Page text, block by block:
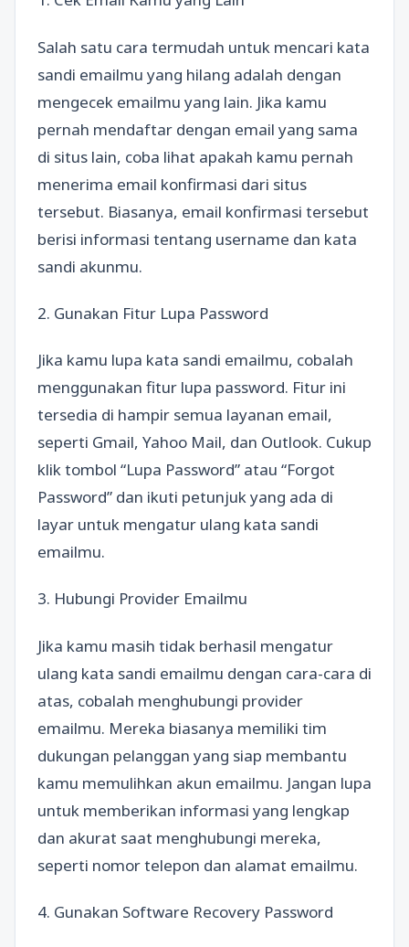
Salah satu cara termudah untuk mencari kata
sandi emailmu yang hilang adalah dengan
mengecek emailmu yang lain. Jika kamu
pernah mendaftar dengan email yang sama
di situs lain, coba lihat apakah kamu pernah
menerima email konfirmasi dari situs
tersebut. Biasanya, email konfirmasi tersebut
berisi informasi tentang username dan kata
sandi akunmu.
2. Gunakan Fitur Lupa Password
Jika kamu lupa kata sandi emailmu, cobalah
menggunakan fitur lupa password. Fitur ini
tersedia di hampir semua layanan email,
seperti Gmail, Yahoo Mail, dan Outlook. Cukup
klik tombol “Lupa Password” atau “Forgot
Password” dan ikuti petunjuk yang ada di
layar untuk mengatur ulang kata sandi
emailmu.
3. Hubungi Provider Emailmu
Jika kamu masih tidak berhasil mengatur
ulang kata sandi emailmu dengan cara-cara di
atas, cobalah menghubungi provider
emailmu. Mereka biasanya memiliki tim
dukungan pelanggan yang siap membantu
kamu memulihkan akun emailmu. Jangan lupa
untuk memberikan informasi yang lengkap
dan akurat saat menghubungi mereka,
seperti nomor telepon dan alamat emailmu.
4. Gunakan Software Recovery Password